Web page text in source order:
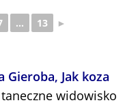
... 13 ►
Gieroba, Jak koza
taneczne widowisko